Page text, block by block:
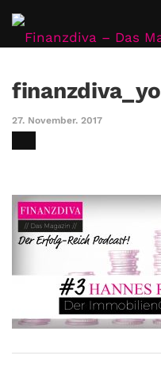
27. November. 2017